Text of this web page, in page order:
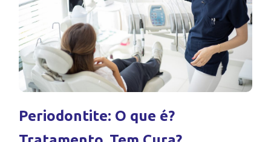
Periodontite: O que é?